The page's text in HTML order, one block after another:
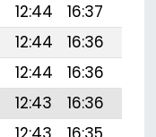
12:44 16:37
12:44 16:36
12:44 16:36
12:43 16:36